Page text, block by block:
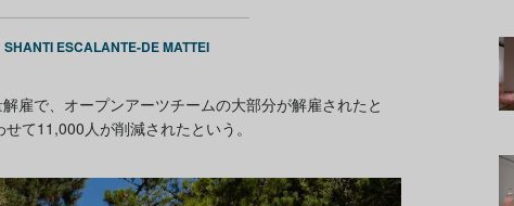
SHANTI ESCALANTE-DE MATTEI
解雇で、オープンアーツチームの大部分が解雇されたと
て11,000人が削減されたという。